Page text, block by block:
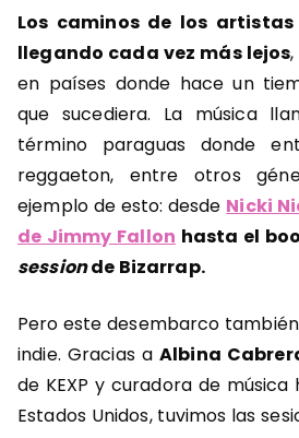
Los caminos de los
llegando cada vez más lejos
en países donde hace un
que sucediera. La música
término paraguas donde
reggaeton, entre otros
ejemplo de esto: desde Nicki
de Jimmy Fallon hasta el
sessionde Bizarrap.
Pero este desembarco
indie. Gracias a Albina
de KEXP y curadora de
Estados Unidos, tuvimos las